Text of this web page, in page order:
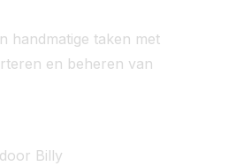
handmatige taken met
en beheren van
Billy